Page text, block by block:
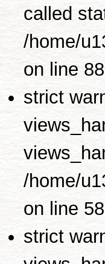
called
/home/
on line
strict
/home/
on line
strict